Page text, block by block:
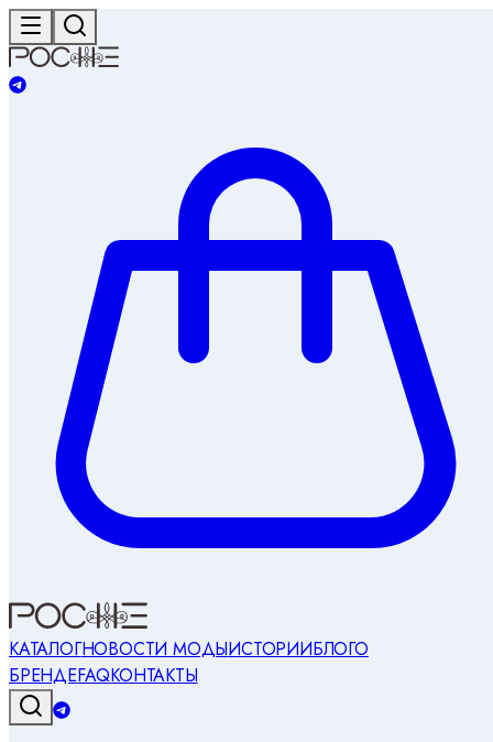
КАТАЛОГНОВОСТИ МОДЫИСТОРИИБЛОГО
БРЕНДЕFAQКОНТАКТЫ